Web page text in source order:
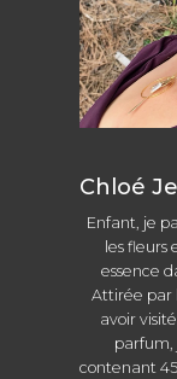
Chloé
Enfant, je
les fleurs
essence
Attirée par
avoir
parfum,
contenant